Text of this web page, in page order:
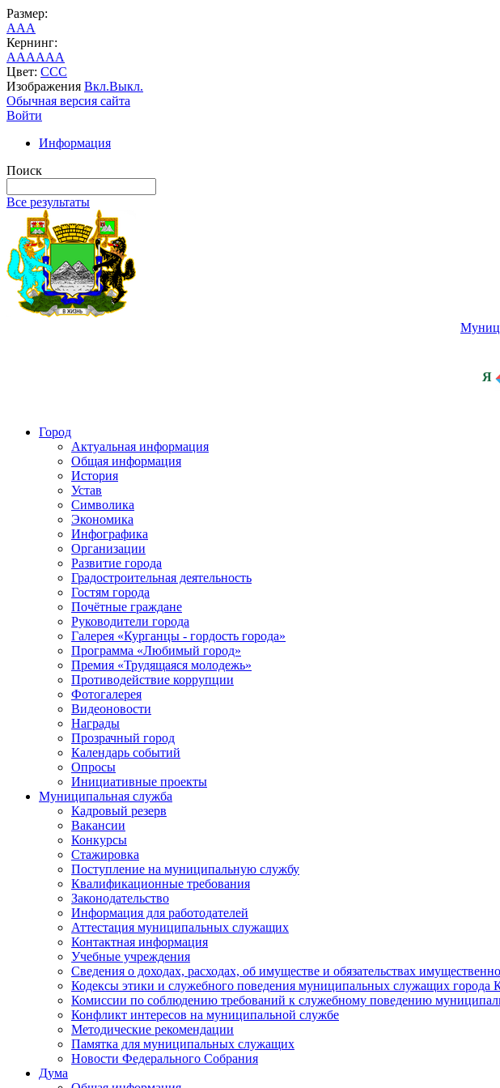
Размер:
AAA
Кернинг:
AAAAAA
Цвет: CCC
Изображения Вкл.Выкл.
Обычная версия сайта
Войти
Информация
Поиск
Все результаты
Я
Город
Актуальная информация
Общая информация
История
Устав
Символика
Экономика
Инфографика
Организации
Развитие города
Градостроительная деятельность
Гостям города
Почётные граждане
Руководители города
Галерея «Курганцы - гордость города»
Программа «Любимый город»
Премия «Трудящаяся молодежь»
Противодействие коррупции
Фотогалерея
Видеоновости
Награды
Прозрачный город
Календарь событий
Опросы
Инициативные проекты
Муниципальная служба
Кадровый резерв
Вакансии
Конкурсы
Стажировка
Поступление на муниципальную службу
Квалификационные требования
Законодательство
Информация для работодателей
Аттестация муниципальных служащих
Контактная информация
Учебные учреждения
Сведения о доходах, расходах, об имуществе и обязательствах
Кодексы этики и служебного поведения муниципальных служащих города
Комиссии по соблюдению требований к служебному поведению
Конфликт интересов на муниципальной службе
Методические рекомендации
Памятка для муниципальных служащих
Новости Федерального Cобрания
Дума